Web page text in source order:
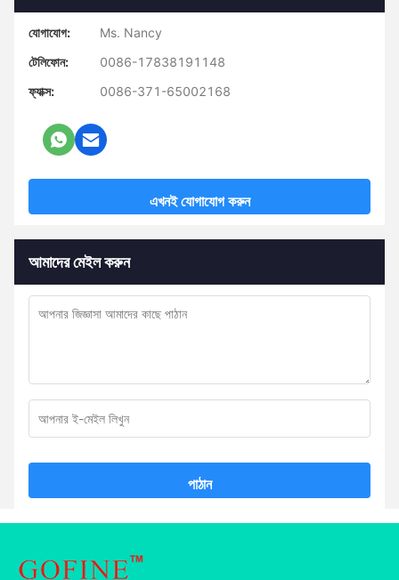
যোগাযোগ:
Ms. Nancy
টেলিফোন:
0086-17838191148
ফ্যাক্স:
0086-371-65002168
এখনই যোগাযোগ করুন
আমাদের মেইল করুন
পাঠান